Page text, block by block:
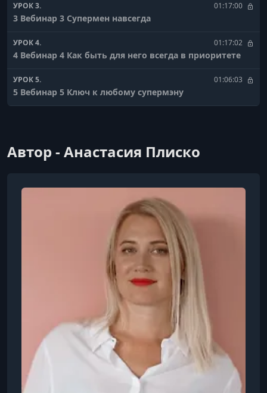
УРОК 3. 01:17:00
3 Вебинар 3 Супермен навсегда
УРОК 4. 01:17:02
4 Вебинар 4 Как быть для него всегда в приоритете
УРОК 5. 01:06:03
5 Вебинар 5 Ключ к любому супермэну
УРОК 7.
Автор - Анастасия Плиско